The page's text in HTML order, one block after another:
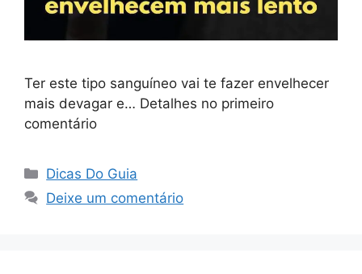
Ter este tipo sanguíneo vai te fazer envelhecer
mais devagar e… Detalhes no primeiro
comentário
Categorias
Dicas Do Guia
Deixe um comentário